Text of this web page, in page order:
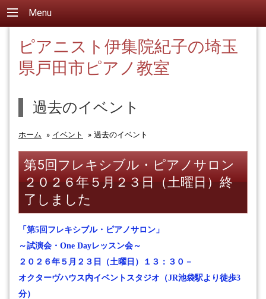
Menu
ピアニスト伊集院紀子の埼玉
県戸田市ピアノ教室
過去のイベント
ホーム » イベント » 過去のイベント
第5回フレキシブル・ピアノサロン
２０２６年５月２３日（土曜日）終
了しました
「第5回フレキシブル・ピアノサロン」
～試演会・ One Dayレッスン会～
２０２６年５月２３日（土曜日）１３：３０－
オクターヴハウス内イベントスタジオ（JR池袋駅より徒歩3
分）